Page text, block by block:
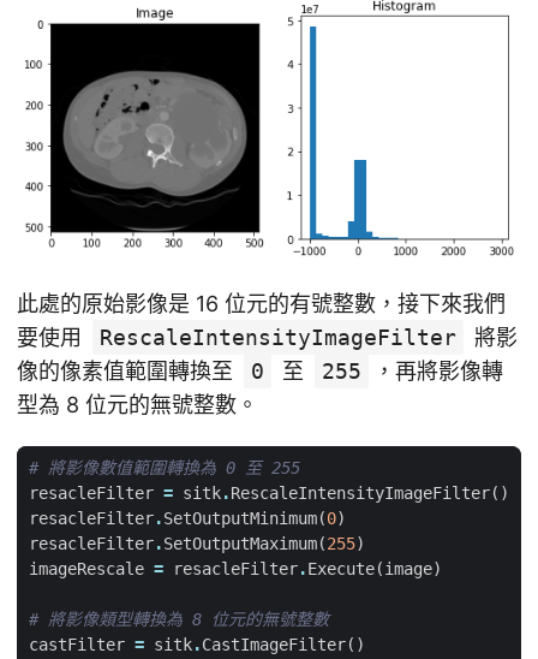
此處的原始影像是 16 位元的有號整數，接下來我們
要使用
RescaleIntensityImageFilter
將影
像的像素值範圍轉換至
0 至 255
，再將影像轉
型為 8 位元的無號整數。
# 將影像數值範圍轉換為 0 至 255
resacleFilter = sitk.RescaleIntensityImageFilter()
resacleFilter.SetOutputMinimum(0)
resacleFilter.SetOutputMaximum(255)
imageRescale = resacleFilter.Execute(image)
# 將影像類型轉換為 8 位元的無號整數
castFilter = sitk.CastImageFilter()